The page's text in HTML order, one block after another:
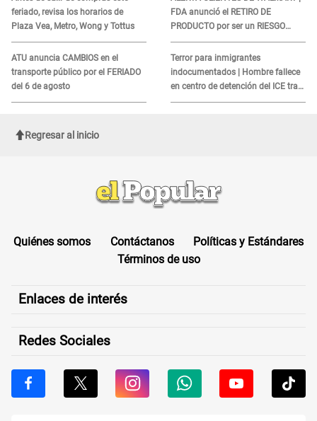
feriado, revisa los horarios de
Plaza Vea, Metro, Wong y Tottus
ATU anuncia CAMBIOS en el
transporte público por el FERIADO
del 6 de agosto
FDA anunció el RETIRO DE
PRODUCTO por ser un RIESGO
MORTAL para consumidores: ¿Cuál
es?
Terror para inmigrantes
indocumentados | Hombre fallece
en centro de detención del ICE tras
sufrir una "emergencia médica"
Regresar al inicio
Quiénes somos Contáctanos
Políticas y Estándares
Términos de uso
Enlaces de interés
Redes Sociales